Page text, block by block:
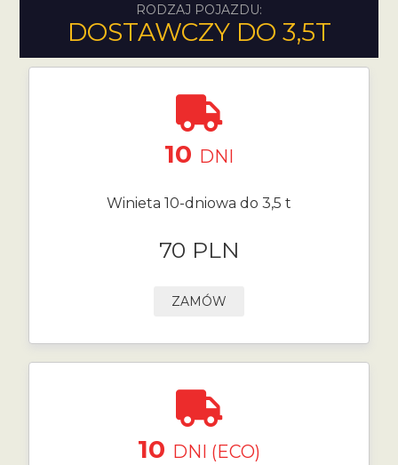
RODZAJ POJAZDU:
DOSTAWCZY DO 3,5T
10 DNI
Winieta 10-dniowa do 3,5 t
70 PLN
ZAMÓW
10 DNI (ECO)